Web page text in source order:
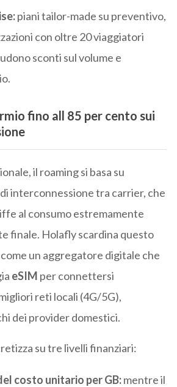
piani tailor-made su preventivo,
con oltre 20 viaggiatori
sconti sul volume e
fino all 85 per cento sui
il roaming si basa su
interconnessione tra carrier, che
al consumo estremamente
finale. Holafly scardina questo
un aggregatore digitale che
eSIM per connettersi
reti locali (4G/5G),
dei provider domestici.
su tre livelli finanziari:
costo unitario per GB:mentre il